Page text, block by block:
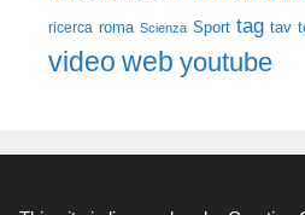
ricerca roma Scienza Sport tag tav
video web youtube